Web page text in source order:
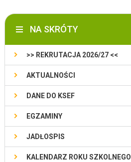
NA SKRÓTY
>> REKRUTACJA 2026/27 <<
AKTUALNOŚCI
DANE DO KSEF
EGZAMINY
JADŁOSPIS
KALENDARZ ROKU SZKOLNEGO